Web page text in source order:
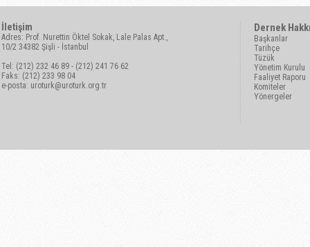
İletişim
Adres: Prof. Nurettin Öktel Sokak, Lale Palas Apt.,
10/2 34382 Şişli - İstanbul
Tel: (212) 232 46 89 - (212) 241 76 62
Faks: (212) 233 98 04
e-posta: uroturk@uroturk.org.tr
Dernek
Başkanlar
Tarihçe
Tüzük
Yönetim Kurulu
Faaliyet Raporu
Komiteler
Yönergeler